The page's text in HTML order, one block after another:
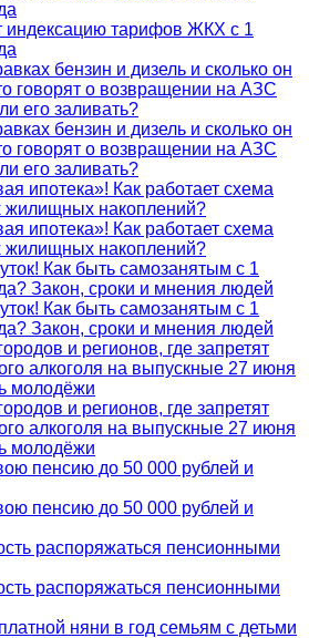
индексацию тарифов ЖКХ с 1
бензин и дизель и сколько он
говорят о возвращении на АЗС
его заливать?
бензин и дизель и сколько он
говорят о возвращении на АЗС
его заливать?
ипотека»! Как работает схема
жилищных накоплений?
ипотека»! Как работает схема
жилищных накоплений?
Как быть самозанятым с 1
Закон, сроки и мнения людей
Как быть самозанятым с 1
Закон, сроки и мнения людей
и регионов, где запретят
алкоголя на выпускные 27 июня
молодёжи
и регионов, где запретят
алкоголя на выпускные 27 июня
молодёжи
пенсию до 50 000 рублей и
пенсию до 50 000 рублей и
распоряжаться пенсионными
распоряжаться пенсионными
няни в год семьям с детьми